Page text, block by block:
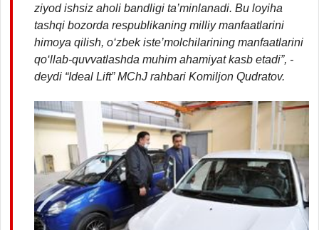
ziyod ishsiz aholi bandligi ta’minlanadi. Bu loyiha
tashqi bozorda respublikaning milliy manfaatlarini
himoya qilish, o‘zbek iste’molchilarining manfaatlarini
qo‘llab-quvvatlashda muhim ahamiyat kasb etadi”, -
deydi “Ideal Lift” MChJ rahbari Komiljon Qudratov.